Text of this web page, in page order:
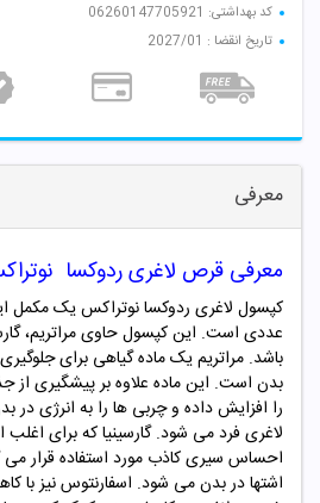
کد بهداشتی: 06260147705921
تاریخ انقضا : 2027/01
معرفی
معرفی قرص لاغری ردوکسا
عددی است. این کپسول حاوی مراتریم،
باشد. مراتریم یک ماده گیاهی برای
بدن است. این ماده علاوه بر پیشگیری از
را افزایش داده و چربی ها را به انرژی در
لاغری فرد می شود. گارسینیا که برای اغلب
احساس سیری کاذب مورد استفاده قرار
اشتها در بدن می شود. اسفارنتوس نیز با